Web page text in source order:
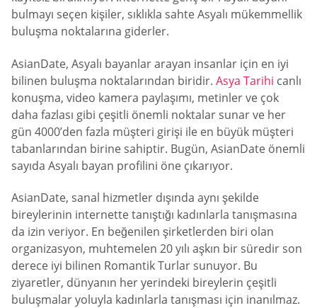
bulmayı seçen kişiler, sıklıkla sahte Asyalı mükemmellik
buluşma noktalarına giderler.
AsianDate, Asyalı bayanlar arayan insanlar için en iyi
bilinen buluşma noktalarından biridir. Asya Tarihi canlı
konuşma, video kamera paylaşımı, metinler ve çok
daha fazlası gibi çeşitli önemli noktalar sunar ve her
gün 4000’den fazla müşteri girişi ile en büyük müşteri
tabanlarından birine sahiptir. Bugün, AsianDate önemli
sayıda Asyalı bayan profilini öne çıkarıyor.
AsianDate, sanal hizmetler dışında aynı şekilde
bireylerinin internette tanıştığı kadınlarla tanışmasına
da izin veriyor. En beğenilen şirketlerden biri olan
organizasyon, muhtemelen 20 yılı aşkın bir süredir son
derece iyi bilinen Romantik Turlar sunuyor. Bu
ziyaretler, dünyanın her yerindeki bireylerin çeşitli
buluşmalar yoluyla kadınlarla tanışması için inanılmaz.